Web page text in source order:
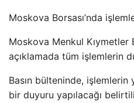
Moskova Borsası’nda
Moskova Menkul Kıymetler
açıklamada tüm işlemlerin
Basın bülteninde, işlemlerin
bir duyuru yapılacağı